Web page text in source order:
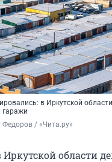
в Иркутской
гаражи
Федоров / «Чита.ру»
области